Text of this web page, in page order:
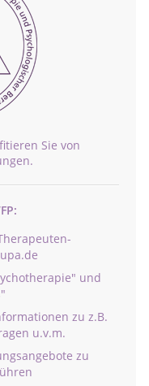
Sie von
und
zu z.B.
u.v.m.
zu